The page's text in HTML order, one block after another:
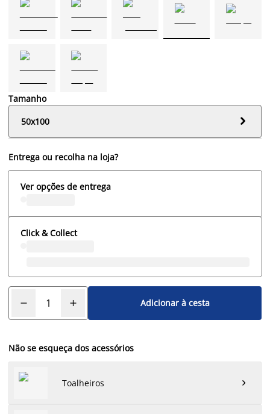
Tamanho
50x100

Entrega ou recolha na loja?
Ver opções de entrega
Click & Collect
Adicionar à cesta
Não se esqueça dos acessórios
Toalheiros 